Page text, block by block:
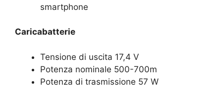
smartphone
Caricabatterie
Tensione di uscita 17,4 V
Potenza nominale 500-700m
Potenza di trasmissione 57 W